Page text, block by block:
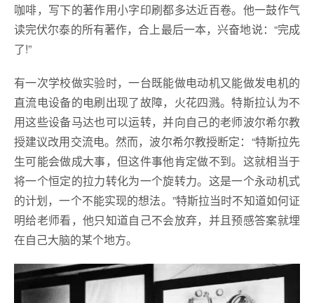
咖啡，写下的著作用小字印刷都多达近百卷。他一鼓作气
读完伏尔泰的所有著作，合上最后一本，兴奋地说：“完成
了!”
有一次学校做实验时，一台既能做电动机又能做发电机的
直流电设备的电刷出现了故障，火花四溅。特斯拉认为不
用这些设备马达也可以运转，并向自己的老师波尔希尔教
授建议改用交流电。然而，波尔希尔教授断定：“特斯拉先
生可能会做成大事，但这件事他肯定做不到。这就相当于
将一个恒定的拉力转化为一个旋转力。这是一个永动机式
的计划，一个不能实现的想法。”特斯拉当时不知道如何证
明给老师看，他只知道自己不会放弃，并且预感答案就埋
在自己大脑的某个地方。